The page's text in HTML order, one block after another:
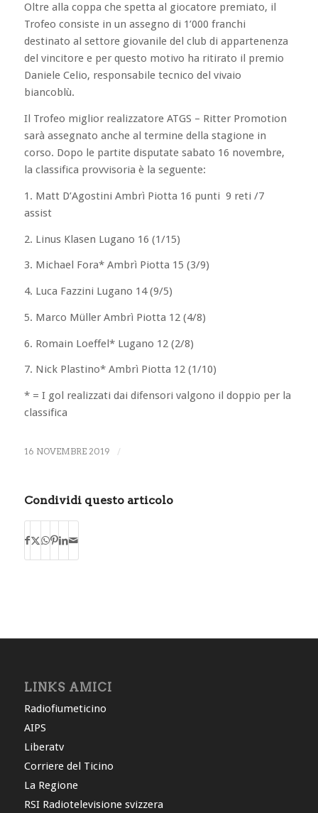
Oltre alla coppa che spetta al giocatore premiato, il
Trofeo consiste in un assegno di 1’000 franchi
destinato al settore giovanile del club di appartenenza
del vincitore e per questo motivo ha ritirato il premio
Daniele Celio, responsabile tecnico del vivaio
biancoblù.
Il Trofeo miglior realizzatore ATGS – Ritter Promotion
sarà assegnato anche al termine della stagione in
corso. Dopo le partite disputate sabato 16 novembre,
la classifica provvisoria è la seguente:
1. Matt D’Agostini Ambrì Piotta 16 punti 9 reti /7
assist
2. Linus Klasen Lugano 16 (1/15)
3. Michael Fora* Ambrì Piotta 15 (3/9)
4. Luca Fazzini Lugano 14 (9/5)
5. Marco Müller Ambrì Piotta 12 (4/8)
6. Romain Loeffel* Lugano 12 (2/8)
7. Nick Plastino* Ambrì Piotta 12 (1/10)
* = I gol realizzati dai difensori valgono il doppio per la
classifica
16 NOVEMBRE 2019 /
Condividi questo articolo
LINKS AMICI
Radiofiumeticino
AIPS
Liberatv
Corriere del Ticino
La Regione
RSI Radiotelevisione svizzera